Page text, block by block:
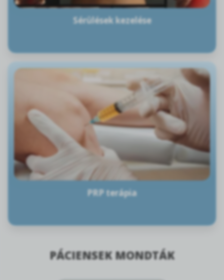
Sérülések kezelése
PRP terápia
PÁCIENSEK MONDTÁK